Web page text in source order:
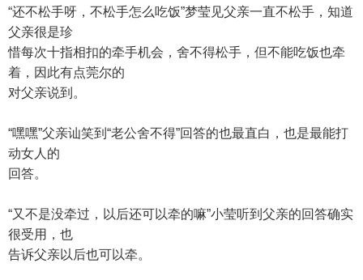
“还不松手呀，不松手怎么吃饭”梦莹见父亲一直不松手，知道
父亲很是珍
惜每次十指相扣的牵手机会，舍不得松手，但不能吃饭也牵
着，因此有点莞尔的
对父亲说到。
“嘿嘿”父亲讪笑到“老公舍不得”回答的也最直白，也是最能打
动女人的
回答。
“又不是没牵过，以后还可以牵的嘛”小莹听到父亲的回答确实
很受用，也
告诉父亲以后也可以牵。